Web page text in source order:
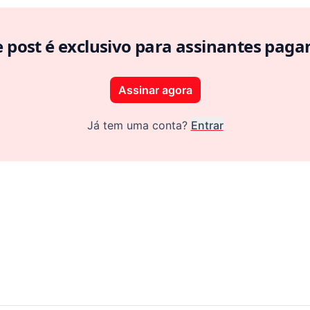
post é exclusivo para assinantes
Assinar agora
Já tem uma conta? Entrar